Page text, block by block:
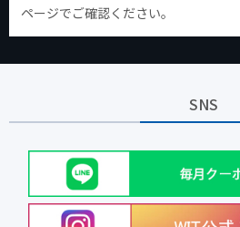
ページでご確認ください。
SNS